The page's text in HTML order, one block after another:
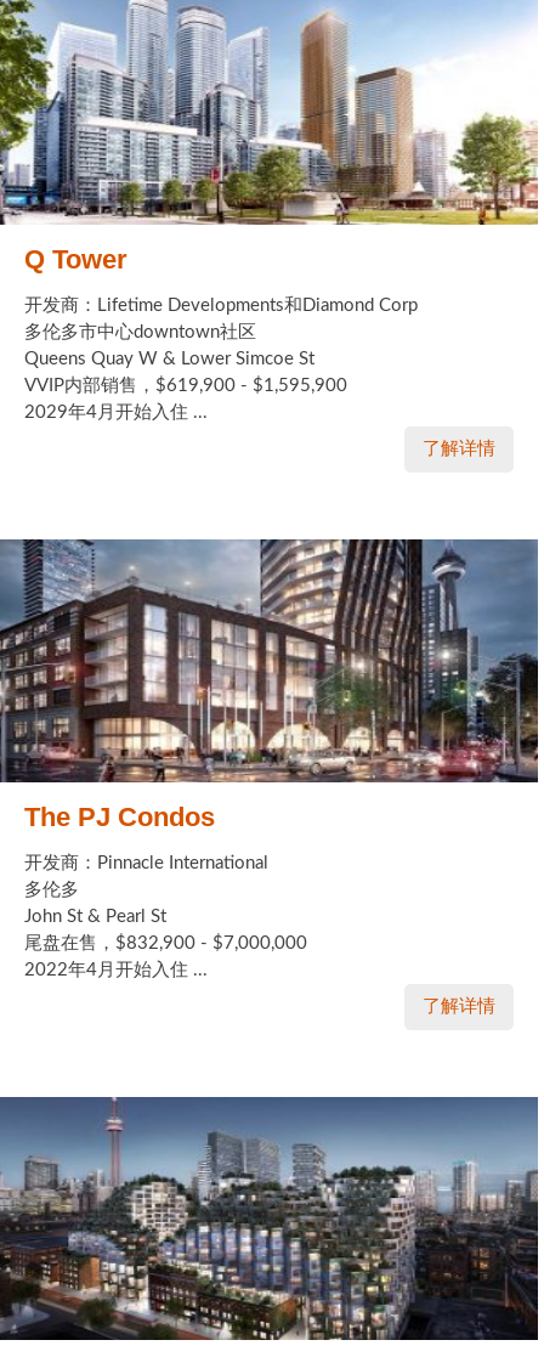
Q Tower
开发商：Lifetime Developments和Diamond Corp
多伦多市中心downtown社区
Queens Quay W & Lower Simcoe St
VVIP内部销售，$619,900 - $1,595,900
2029年4月开始入住 ...
了解详情
The PJ Condos
开发商：Pinnacle International
多伦多
John St & Pearl St
尾盘在售，$832,900 - $7,000,000
2022年4月开始入住 ...
了解详情